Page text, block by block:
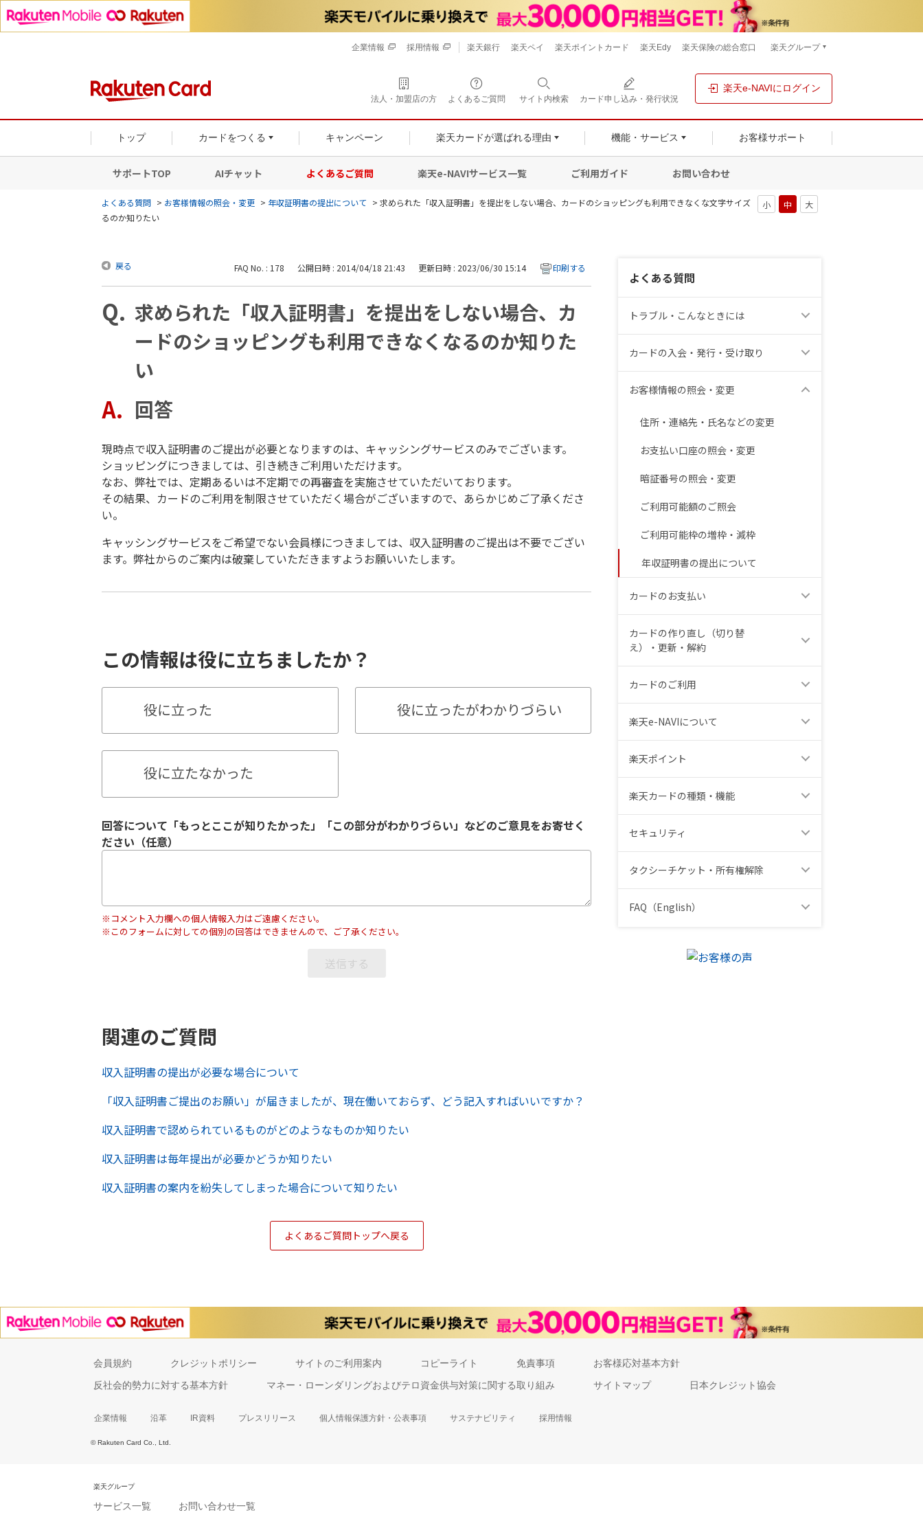
企業情報 採用情報 楽天銀行 楽天ペイ 楽天ポイントカード 楽天Edy 楽天保険の総合窓口 楽天グループ
法人・加盟店の方 よくあるご質問 サイト内検索 カード申し込み・発行状況
楽天e-NAVIにログイン
トップ カードをつくる キャンペーン 楽天カードが選ばれる理由 機能・サービス お客様サポート
サポートTOP AIチャット よくあるご質問 楽天e-NAVIサービス一覧 ご利用ガイド お問い合わせ
文字サイズ
よくある質問 > お客様情報の照会・変更 > 年収証明書の提出について > 求められた「収入証明書」を提出をしない場合、カードのショッピングも利用できなくな
るのか知りたい
よくある質問
トラブル・こんなときには
カードの入会・発行・受け取り
お客様情報の照会・変更
住所・連絡先・氏名などの変更
お支払い口座の照会・変更
暗証番号の照会・変更
ご利用可能額のご照会
ご利用可能枠の増枠・減枠
年収証明書の提出について
カードのお支払い
カードの作り直し（切り替
え）・更新・解約
カードのご利用
楽天e-NAVIについて
楽天ポイント
楽天カードの種類・機能
セキュリティ
タクシーチケット・所有権解除
FAQ（English）
戻る FAQ No. : 178 公開日時 : 2014/04/18 21:43 更新日時 : 2023/06/30 15:14 印刷する
求められた「収入証明書」を提出をしない場合、カ
ードのショッピングも利用できなくなるのか知りた
い
回答
現時点で収入証明書のご提出が必要となりますのは、キャッシングサービスのみでございます。
ショッピングにつきましては、引き続きご利用いただけます。
なお、弊社では、定期あるいは不定期での再審査を実施させていただいております。
その結果、カードのご利用を制限させていただく場合がございますので、あらかじめご了承くださ
い。
キャッシングサービスをご希望でない会員様につきましては、収入証明書のご提出は不要でござい
ます。弊社からのご案内は破棄していただきますようお願いいたします。
この情報は役に立ちましたか？
役に立った 役に立ったがわかりづらい
役に立たなかった
回答について「もっとここが知りたかった」「この部分がわかりづらい」などのご意見をお寄せく
ださい（任意）
※コメント入力欄への個人情報入力はご遠慮ください。
※このフォームに対しての個別の回答はできませんので、ご了承ください。
関連のご質問
収入証明書の提出が必要な場合について
「収入証明書ご提出のお願い」が届きましたが、現在働いておらず、どう記入すればいいですか？
収入証明書で認められているものがどのようなものか知りたい
収入証明書は毎年提出が必要かどうか知りたい
収入証明書の案内を紛失してしまった場合について知りたい
よくあるご質問トップへ戻る
会員規約 クレジットポリシー サイトのご利用案内 コピーライト 免責事項
お客様応対基本方針
反社会的勢力に対する基本方針
マネー・ローンダリングおよびテロ資金供与対策に関する取り組み サイトマップ 日本クレジット協会
企業情報 沿革 IR資料 プレスリリース 個人情報保護方針・公表事項 サステナビリティ 採用情報
© Rakuten Card Co., Ltd.
楽天グループ
サービス一覧 お問い合わせ一覧